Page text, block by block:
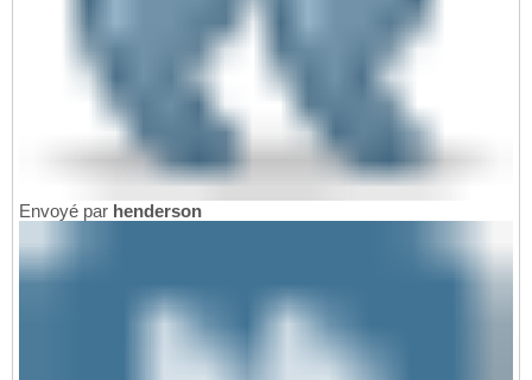
Envoyé par henderson